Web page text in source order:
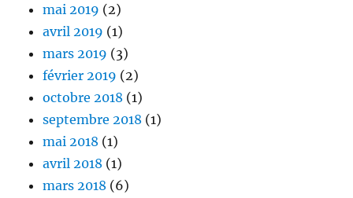
mai 2019 (2)
avril 2019 (1)
mars 2019 (3)
février 2019 (2)
octobre 2018 (1)
septembre 2018 (1)
mai 2018 (1)
avril 2018 (1)
mars 2018 (6)